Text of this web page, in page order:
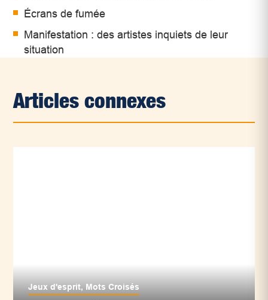
Écrans de fumée
Manifestation : des artistes inquiets de leur
situation
Articles connexes
Jeux d'esprit, Mots Croisés